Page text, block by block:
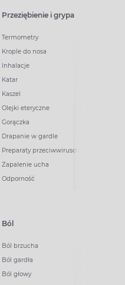
Przeziębienie i grypa
Termometry
Krople do nosa
Inhalacje
Katar
Kaszel
Olejki eteryczne
Gorączka
Drapanie w gardle
Preparaty przeciwwirusowe
Zapalenie ucha
Odporność
Ból
Ból brzucha
Ból gardła
Ból głowy